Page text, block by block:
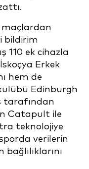
bildirim
110 ek cihazla
Erkek
hem de
Edinburgh
tarafından
Catapult ile
teknolojiye
verilerin